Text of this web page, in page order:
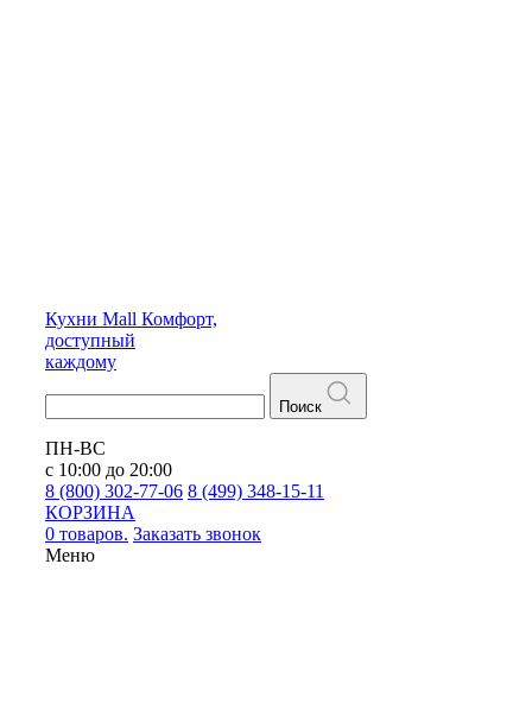
Кухни Mall Комфорт,
доступный
каждому
Поиск
ПН-ВС
с 10:00 до 20:00
8 (800) 302-77-06 8 (499) 348-15-11
КОРЗИНА
0 товаров. Заказать звонок
Меню